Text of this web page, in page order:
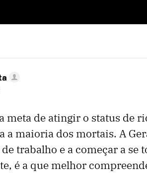
meta de atingir o status de
a maioria dos mortais. A
trabalho e a começar a se
é a que melhor